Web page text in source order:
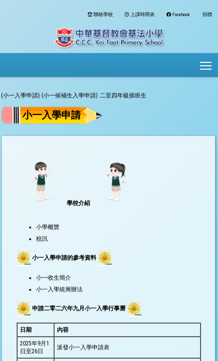
聯絡學校 上課時間表 Facebook 招標
(小一入學申請) (小一候補生入學申請) 二至四年級插班生
小一入學申請
學校介紹
小學概覽
校訊
小一入學申請的參考資料
小一收生簡介
小一入學統籌辦法
申請二零二六年九月小一入學行事曆
日期
內容
2025年9月1
日至26日
派發小一入學申請表